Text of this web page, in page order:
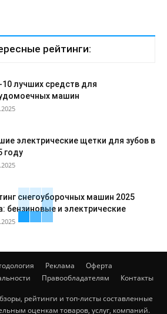
рейтинги:
лучших средств для
машин
электрические щетки для зубов в
году
снегоуборочных машин 2025
бензиновые и электрические
Реклама
Оферта
Правообладателям Контакты
рейтинги и топ-листы составленные
оценкам товаров, услуг, компаний.